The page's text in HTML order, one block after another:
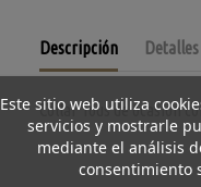
Descripción
Collar Tous de ocasión
Este sitio web utiliza
servicios y mostrarle
mediante el análisis
consentimiento